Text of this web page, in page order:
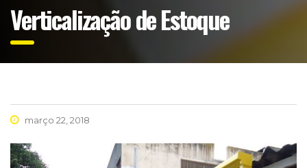
Verticalização de Estoque
março 22, 2018